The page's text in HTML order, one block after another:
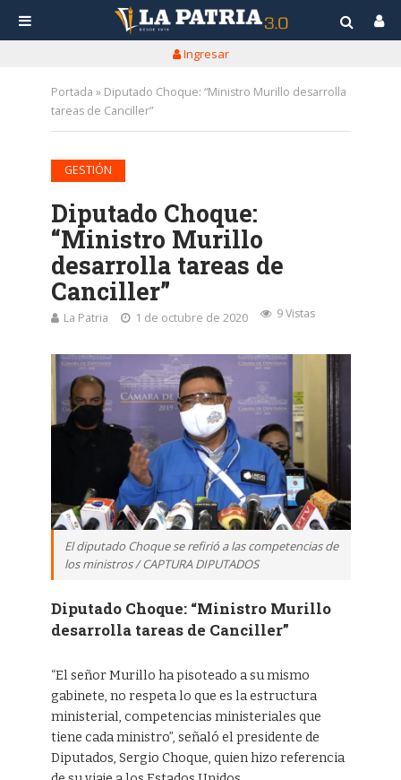
Ingresar
Portada » Diputado Choque: “Ministro Murillo desarrolla
tareas de Canciller”
GESTIÓN
Diputado Choque:
“Ministro Murillo
desarrolla tareas de
Canciller”
La Patria 1 de octubre de 2020 9 Vistas
El diputado Choque se refirió a las competencias de
los ministros / CAPTURA DIPUTADOS
Diputado Choque: “Ministro Murillo
desarrolla tareas de Canciller”
“El señor Murillo ha pisoteado a su mismo
gabinete, no respeta lo que es la estructura
ministerial, competencias ministeriales que
tiene cada ministro”, señaló el presidente de
Diputados, Sergio Choque, quien hizo referencia